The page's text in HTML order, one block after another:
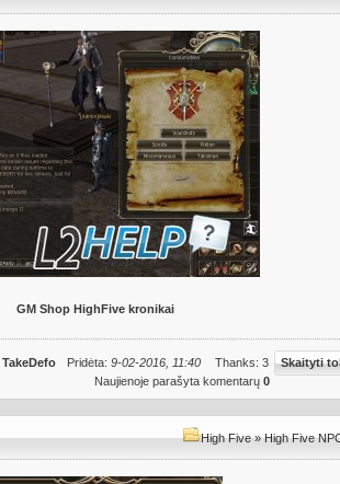
GM Shop HighFive kronikai
TakeDefo Pridėta: 9-02-2016, 11:40 Thanks: 3
Skaityti
Naujienoje parašyta komentarų 0
High Five»High Five